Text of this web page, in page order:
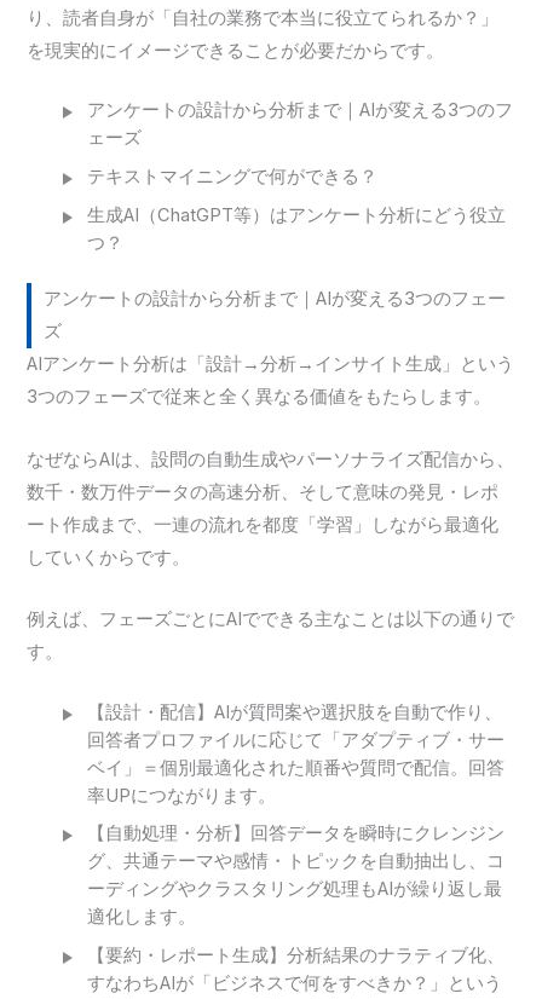
り、読者自身が「自社の業務で本当に役立てられるか？」
を現実的にイメージできることが必要だからです。
アンケートの設計から分析まで｜AIが変える3つのフ
ェーズ
テキストマイニングで何ができる？
生成AI（ChatGPT等）はアンケート分析にどう役立
つ？
アンケートの設計から分析まで｜AIが変える3つのフェー
ズ
AIアンケート分析は「設計→分析→インサイト生成」という
3つのフェーズで従来と全く異なる価値をもたらします。
なぜならAIは、設問の自動生成やパーソナライズ配信から、
数千・数万件データの高速分析、そして意味の発見・レポ
ート作成まで、一連の流れを都度「学習」しながら最適化
していくからです。
例えば、フェーズごとにAIでできる主なことは以下の通りで
す。
【設計・配信】AIが質問案や選択肢を自動で作り、
回答者プロファイルに応じて「アダプティブ・サー
ベイ」＝個別最適化された順番や質問で配信。回答
率UPにつながります。
【自動処理・分析】回答データを瞬時にクレンジン
グ、共通テーマや感情・トピックを自動抽出し、コ
ーディングやクラスタリング処理もAIが繰り返し最
適化します。
【要約・レポート生成】分析結果のナラティブ化、
すなわちAIが「ビジネスで何をすべきか？」という